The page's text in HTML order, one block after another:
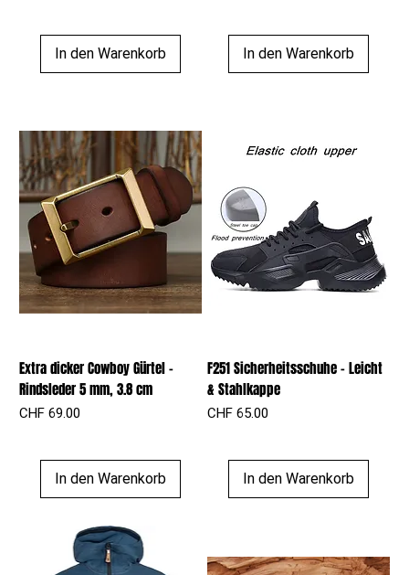
In den Warenkorb In den Warenkorb
Extra dicker Cowboy Gürtel –
Rindsleder 5 mm, 3.8 cm
Preis
CHF 69.00
In den Warenkorb
F251 Sicherheitsschuhe – Leicht
& Stahlkappe
Preis
CHF 65.00
In den Warenkorb